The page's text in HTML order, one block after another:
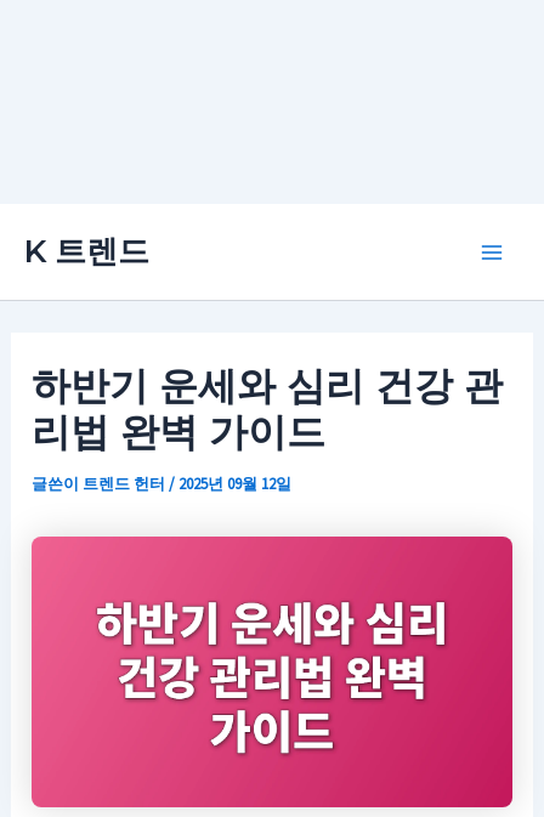
K 트렌드
하반기 운세와 심리 건강 관
리법 완벽 가이드
글쓴이 트렌드 헌터/ 2025년 09월 12일